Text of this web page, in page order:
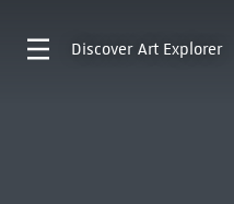
Discover Art Explorer